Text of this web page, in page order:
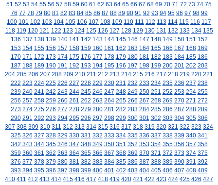
51 52 53 54 55 56 57 58 59 60 61 62 63 64 65 66 67 68 69 70 71 72 73 74 75
76 77 78 79 80 81 82 83 84 85 86 87 88 89 90 91 92 93 94 95 96 97 98 99
100 101 102 103 104 105 106 107 108 109 110 111 112 113 114 115 116 117
118 119 120 121 122 123 124 125 126 127 128 129 130 131 132 133 134 135
136 137 138 139 140 141 142 143 144 145 146 147 148 149 150 151 152
153 154 155 156 157 158 159 160 161 162 163 164 165 166 167 168 169
170 171 172 173 174 175 176 177 178 179 180 181 182 183 184 185 186
187 188 189 190 191 192 193 194 195 196 197 198 199 200 201 202 203
204 205 206 207 208 209 210 211 212 213 214 215 216 217 218 219 220 221
222 223 224 225 226 227 228 229 230 231 232 233 234 235 236 237 238
239 240 241 242 243 244 245 246 247 248 249 250 251 252 253 254 255
256 257 258 259 260 261 262 263 264 265 266 267 268 269 270 271 272
273 274 275 276 277 278 279 280 281 282 283 284 285 286 287 288 289
290 291 292 293 294 295 296 297 298 299 300 301 302 303 304 305 306
307 308 309 310 311 312 313 314 315 316 317 318 319 320 321 322 323 324
325 326 327 328 329 330 331 332 333 334 335 336 337 338 339 340 341
342 343 344 345 346 347 348 349 350 351 352 353 354 355 356 357 358
359 360 361 362 363 364 365 366 367 368 369 370 371 372 373 374 375
376 377 378 379 380 381 382 383 384 385 386 387 388 389 390 391 392
393 394 395 396 397 398 399 400 401 402 403 404 405 406 407 408 409
410 411 412 413 414 415 416 417 418 419 420 421 422 423 424 425 426 427